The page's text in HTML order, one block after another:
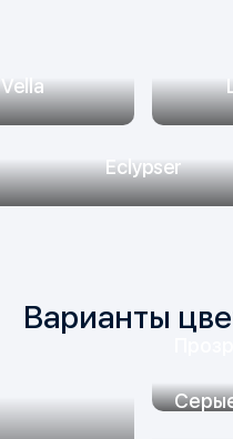
Vella
Eclypser
Варианты